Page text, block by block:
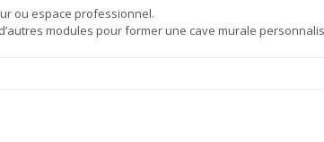
ou espace professionnel.
modules pour former une cave murale